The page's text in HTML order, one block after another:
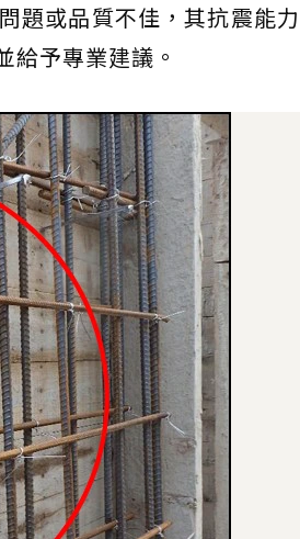
題或品質不佳，其抗震能力
給予專業建議。